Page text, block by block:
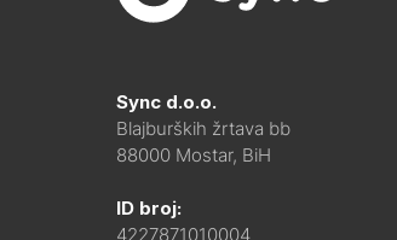
Sync d.o.o.
Blajburških žrtava bb
88000 Mostar, BiH
ID broj:
4227871010004